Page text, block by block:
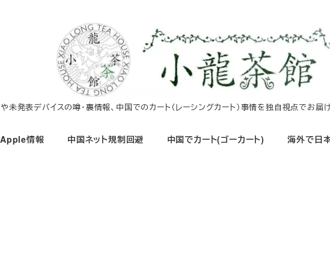
未発表デバイスの噂・裏情報、中国でのカート（レーシングカート）事情を独自視点でお届
Apple情報 中国ネット規制回避 中国でカート(ゴーカート) 海外で日